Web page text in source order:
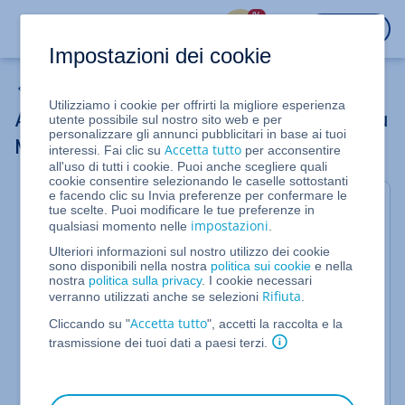
%
Attivare l'assistenza in base al contesto su
Managed WordPress
Per Managed WordPress
L'area amministrativa dell'installazione Managed
WordPress di IONOS offre un'assistenza che è
basata sul contesto. Per le funzionalità e le
domande selezionate viene fornito un link ai relativi
contenuti presenti nel nostro Centro Assistenza.
Puoi riconoscere i link al nostro Centro Assistenza
dal simbolo del punto interrogativo.
Impostazioni dei cookie
Utilizziamo i cookie per offrirti la migliore esperienza
utente possibile sul nostro sito web e per
personalizzare gli annunci pubblicitari in base ai tuoi
interessi. Fai clic suAccetta tutto per acconsentire
all'uso di tutti i cookie. Puoi anche scegliere quali
cookie consentire selezionando le caselle sottostanti
e facendo clic su Invia preferenze per confermare le
tue scelte. Puoi modificare le tue preferenze in
qualsiasi momento nelle impostazioni
Ulteriori informazioni sul nostro utilizzo dei cookie
sono disponibili nella nostra politica sui cookie e nella
nostra politica sulla privacy. I cookie necessari
verranno utilizzati anche se selezioni Rifiuta
Cliccando su "Accetta tutto", accetti la raccolta e la
trasmissione dei tuoi dati a paesi terzi.